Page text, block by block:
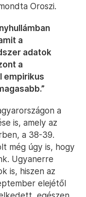
Oroszi.
a
adatok
a
empirikus
a
is, amely az
a 38-39.
még úgy is, hogy
Ugyanerre
is, hiszen az
elejétől